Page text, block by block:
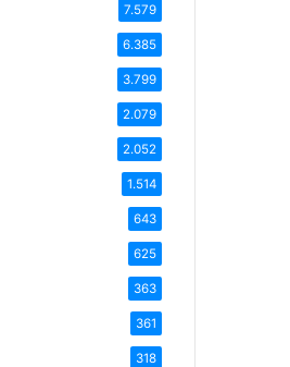
7.579
6.385
3.799
2.079
2.052
1.514
643
625
363
361
318